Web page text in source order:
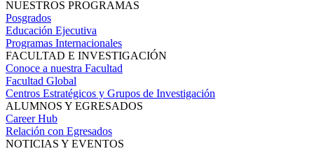
NUESTROS PROGRAMAS
Posgrados
Educación Ejecutiva
Programas Internacionales
FACULTAD E INVESTIGACIÓN
Conoce a nuestra Facultad
Facultad Global
Centros Estratégicos y Grupos de Investigación
ALUMNOS Y EGRESADOS
Career Hub
Relación con Egresados
NOTICIAS Y EVENTOS